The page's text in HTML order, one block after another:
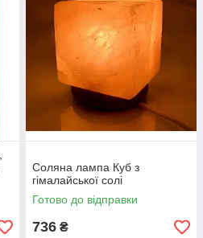
Соляна лампа Куб з
гімалайської солі
Готово до відправки
736 ₴